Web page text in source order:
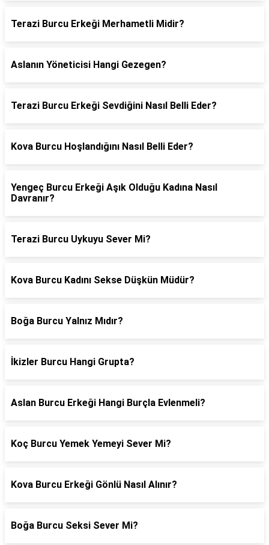
Terazi Burcu Erkeği Merhametli Midir?
Aslanın Yöneticisi Hangi Gezegen?
Terazi Burcu Erkeği Sevdiğini Nasıl Belli Eder?
Kova Burcu Hoşlandığını Nasıl Belli Eder?
Yengeç Burcu Erkeği Aşık Olduğu Kadına Nasıl
Davranır?
Terazi Burcu Uykuyu Sever Mi?
Kova Burcu Kadını Sekse Düşkün Müdür?
Boğa Burcu Yalnız Mıdır?
İkizler Burcu Hangi Grupta?
Aslan Burcu Erkeği Hangi Burçla Evlenmeli?
Koç Burcu Yemek Yemeyi Sever Mi?
Kova Burcu Erkeği Gönlü Nasıl Alınır?
Boğa Burcu Seksi Sever Mi?